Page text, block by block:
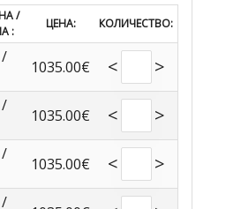
/
:
ЦЕНА: КОЛИЧЕСТВО:
1035.00€ < >
/
1035.00€ < >
1035.00€ < >